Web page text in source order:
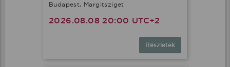
Budapest, Margitsziget
2026.08.08 20:00 UTC+2
Részletek